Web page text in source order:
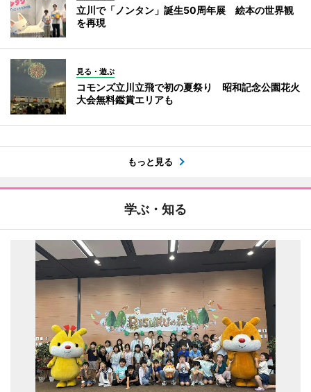
立川で「ノンタン」誕生50周年展 絵本の世界観
を再現
見る・遊ぶ
コモンズ立川立飛で初の夏祭り 昭和記念公園花火
大会無料鑑賞エリアも
もっと見る
学ぶ・知る